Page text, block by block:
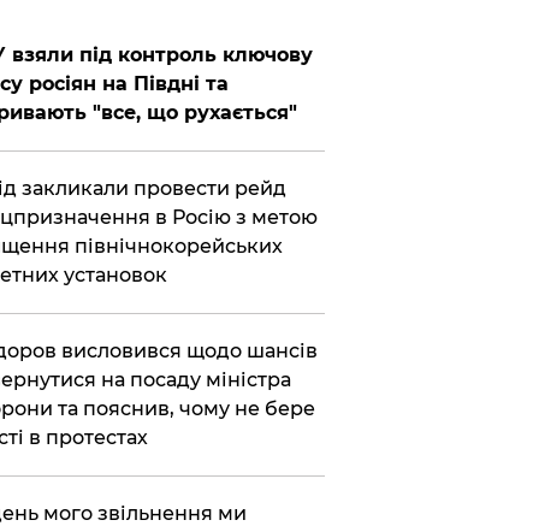
взяли під контроль ключову
росіян на Півдні та
"все, що рухається"
закликали провести рейд
в Росію з метою
північнокорейських
установок
висловився щодо шансів
на посаду міністра
та пояснив, чому не бере
в протестах
мого звільнення ми